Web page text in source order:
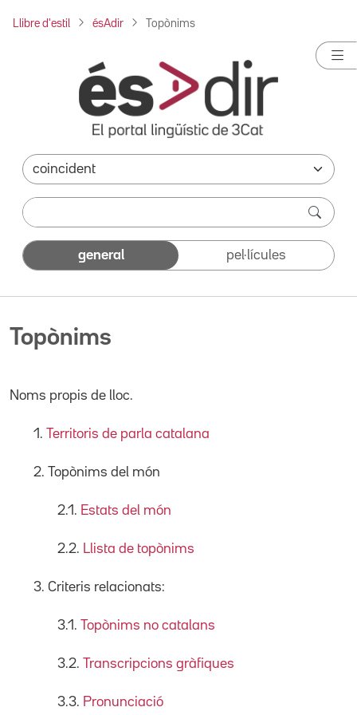
Llibre d'estil ésAdir Topònims
general pel·lícules
Topònims
Noms propis de lloc.
1. Territoris de parla catalana
2. Topònims del món
2.1. Estats del món
2.2. Llista de topònims
3. Criteris relacionats:
3.1. Topònims no catalans
3.2. Transcripcions gràfiques
3.3. Pronunciació